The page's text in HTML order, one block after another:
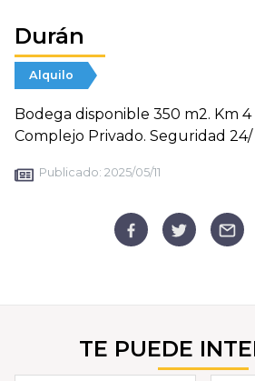
Durán
Alquilo
Bodega disponible 350 m2. Km
Complejo Privado. Seguridad
Publicado: 2025/05/11
TE PUEDE